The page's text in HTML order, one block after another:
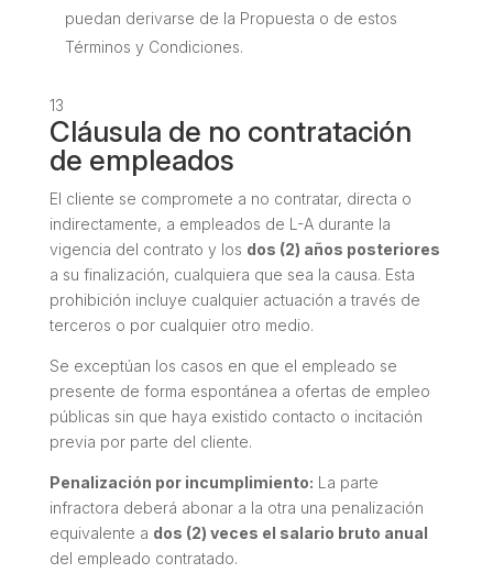
puedan derivarse de la Propuesta o de estos
Términos y Condiciones.
13
Cláusula de no contratación
de empleados
El cliente se compromete a no contratar, directa o
indirectamente, a empleados de L-A durante la
vigencia del contrato y los dos (2) años posteriores
a su finalización, cualquiera que sea la causa. Esta
prohibición incluye cualquier actuación a través de
terceros o por cualquier otro medio.
Se exceptúan los casos en que el empleado se
presente de forma espontánea a ofertas de empleo
públicas sin que haya existido contacto o incitación
previa por parte del cliente.
Penalización por incumplimiento: La parte
infractora deberá abonar a la otra una penalización
equivalente a dos (2) veces el salario bruto anual
del empleado contratado.